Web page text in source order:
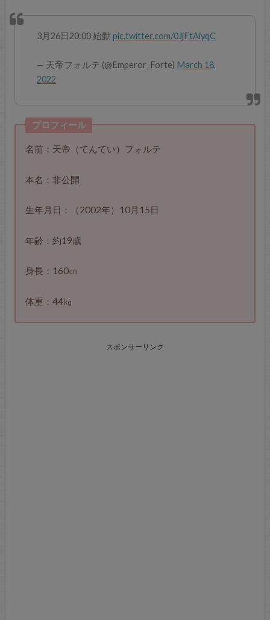
3月26日20:00 始動pic.twitter.com/0JjFtAiyqC
— 天帝フォルテ (@Emperor_Forte) March 18,
2022
プロフィール
名前：天帝（てんてい）フォルテ
本名：非公開
生年月日：（2002年）10月15日
年齢：約19歳
身長：160㎝
体重：44㎏
スポンサーリンク